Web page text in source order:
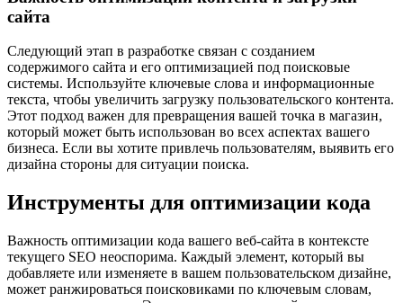
сайта
Следующий этап в разработке связан с созданием
содержимого сайта и его оптимизацией под поисковые
системы. Используйте ключевые слова и информационные
текста, чтобы увеличить загрузку пользовательского контента.
Этот подход важен для превращения вашей точка в магазин,
который может быть использован во всех аспектах вашего
бизнеса. Если вы хотите привлечь пользователям, выявить его
дизайна стороны для ситуации поиска.
Инструменты для оптимизации кода
Важность оптимизации кода вашего веб-сайта в контексте
текущего SEO неоспорима. Каждый элемент, который вы
добавляете или изменяете в вашем пользовательском дизайне,
может ранжироваться поисковиками по ключевым словам,